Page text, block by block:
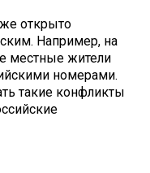
открыто
Например, на
местные жители
номерами.
такие конфликты